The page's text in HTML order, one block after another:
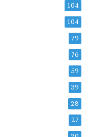
104
104
79
76
59
39
28
27